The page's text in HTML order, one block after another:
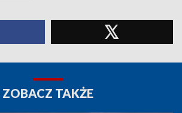
ZOBACZ TAKŻE